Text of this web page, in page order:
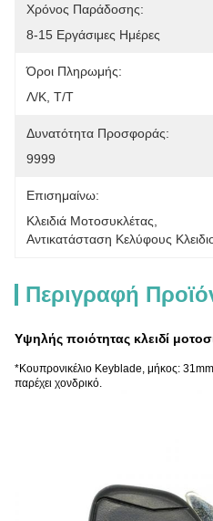
Χρόνος Παράδοσης:
8-15 Εργάσιμες Ημέρες
Όροι Πληρωμής:
Λ/Κ, Τ/Τ
Δυνατότητα Προσφοράς:
9999
Επισημαίνω:
Κλειδιά Μοτοσυκλέτας
Αντικατάσταση Κελύφους
Περιγραφή
Υψηλής ποιότητας κλειδί
*Κουπρονικέλιο Keyblade, μήκος:
παρέχει χονδρικό.